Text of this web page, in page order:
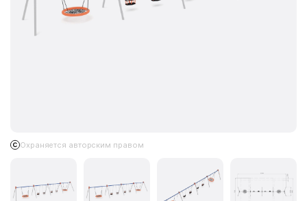
Охраняется авторским правом